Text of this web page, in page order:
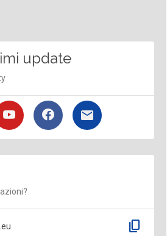
update
content_copy